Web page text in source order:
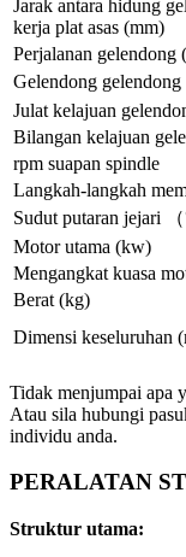
Jarak antara hidung
kerja plat asas (mm)
Perjalanan gelendong
Gelendong gelendong
Julat kelajuan
Bilangan kelajuan
rpm suapan spindle
Langkah-langkah
Sudut putaran jejari （
Motor utama (kw)
Mengangkat kuasa
Berat (kg)
Dimensi keseluruhan
Tidak menjumpai apa
Atau sila hubungi
individu anda.
PERALATAN
Struktur utama: